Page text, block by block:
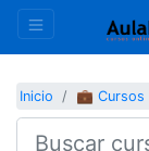
Inicio 💼 Cursos